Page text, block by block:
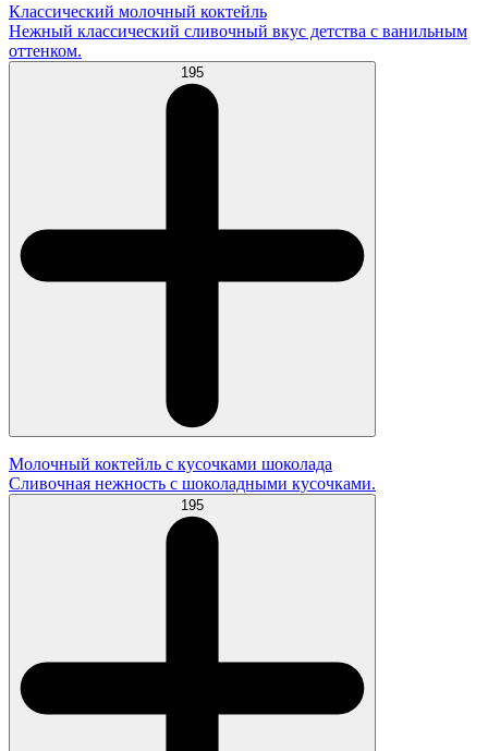
Классический молочный коктейль
Нежный классический сливочный вкус детства с ванильным
оттенком.
195
Молочный коктейль с кусочками шоколада
Сливочная нежность с шоколадными кусочками.
195